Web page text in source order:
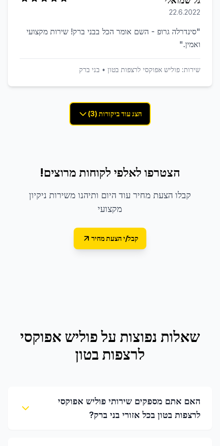
22.6.2022
"סינדרלה גרופ - השם אומר הכל בבני ברק! שירות מקצועי
ואמין."
שירות: פוליש אפוקסי לרצפות בטון • בני ברק
הצג עוד ביקורות (3)
הצטרפו לאלפי לקוחות מרוצים!
קבלו הצעת מחיר עוד היום ותיהנו משירות ניקיון
מקצועי
קבל/י הצעת מחיר
שאלות נפוצות עלפוליש אפוקסי
לרצפות בטון
האם אתם מספקים שירותי פוליש אפוקסי
לרצפות בטון בכל אזורי בני ברק?